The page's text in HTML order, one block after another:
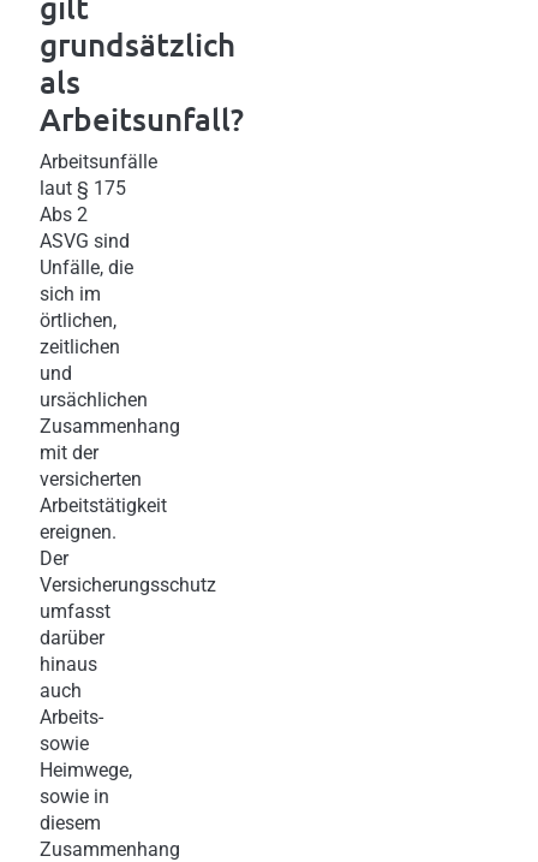
grundsätzlich
als
Arbeitsunfall?
Arbeitsunfälle
laut § 175
Abs 2
ASVG sind
Unfälle, die
sich im
örtlichen,
zeitlichen
und
ursächlichen
Zusammenhang
mit der
versicherten
Arbeitstätigkeit
ereignen.
Der
Versicherungsschutz
umfasst
darüber
hinaus
auch
Arbeits-
sowie
Heimwege,
sowie in
diesem
Zusammenhang